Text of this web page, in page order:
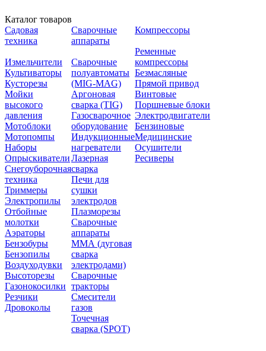
Каталог товаров
Садовая
техника
Измельчители
Культиваторы
Кусторезы
Мойки
высокого
давления
Мотоблоки
Мотопомпы
Наборы
Опрыскиватели
Снегоуборочная
техника
Триммеры
Электропилы
Отбойные
молотки
Аэраторы
Бензобуры
Бензопилы
Воздуходувки
Высоторезы
Газонокосилки
Резчики
Дровоколы
Сварочные
аппараты
Сварочные
полуавтоматы
(MIG-MAG)
Аргоновая
сварка (TIG)
Газосварочное
оборудование
Индукционные
нагреватели
Лазерная
сварка
Печи для
сушки
электродов
Плазморезы
Сварочные
аппараты
ММА (дуговая
сварка
электродами)
Сварочные
тракторы
Смесители
газов
Точечная
сварка (SPOT)
Компрессоры
Ременные
компрессоры
Безмасляные
Прямой привод
Винтовые
Поршневые блоки
Электродвигатели
Бензиновые
Медицинские
Осушители
Ресиверы